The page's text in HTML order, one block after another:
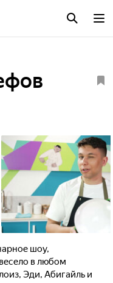
шоу,
в любом
Эди, Абигайль и